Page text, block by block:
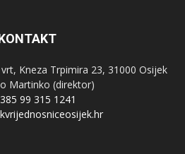
Kneza Trpimira 23, 31000 Osijek
Martinko (direktor)
99 315 1241